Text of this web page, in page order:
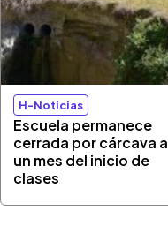
H-Noticias
Escuela permanece
cerrada por cárcava a
un mes del inicio de
clases